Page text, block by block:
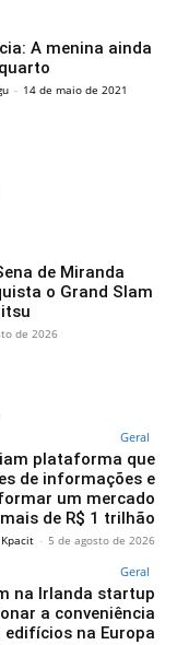
A menina ainda
- 14 de maio de 2021
de Miranda
o Grand Slam
de 2026
Geral
plataforma que
de informações e
um mercado
de R$ 1 trilhão
- 5 de agosto de 2026
Geral
na Irlanda startup
a conveniência
edifícios na Europa